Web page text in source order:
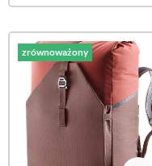
zrównoważony